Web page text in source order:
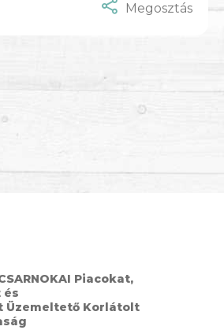
Megosztás
Piacokat,
és
Üzemeltető Korlátolt